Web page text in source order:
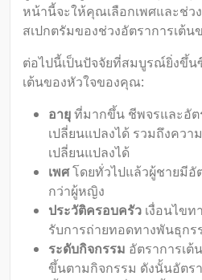
หน้านี้จะให้คุณเลือกเพศและช่ว
สเปกตรัมของช่วงอัตราการเต้
ต่อไปนี้เป็นปัจจัยที่สมบูรณ์ยิ่งขึ้น
เต้นของหัวใจของคุณ:
อายุที่มากขึ้น ชีพจรและอัต
เปลี่ยนแปลงได้ รวมถึงคว
เปลี่ยนแปลงได้
เพศโดยทั่วไปแล้วผู้ชายมีอั
กว่าผู้หญิง
ประวัติครอบครัว เงื่อนไขท
รับการถ่ายทอดทางพันธุกร
ระดับกิจกรรม อัตราการเ
ขึ้นตามกิจกรรม ดังนั้นอัตร